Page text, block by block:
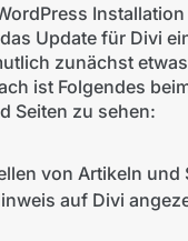
Update für Divi
zunächst
ist Folgendes
Seiten zu sehen:
von Artikeln und
auf Divi